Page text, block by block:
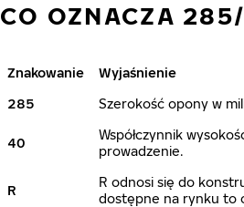
CO OZNACZA
Znakowanie
Wyjaśnienie
285
Szerokość opony w
40
Współczynnik
prowadzenie.
R
R odnosi się do
dostępne na rynku to